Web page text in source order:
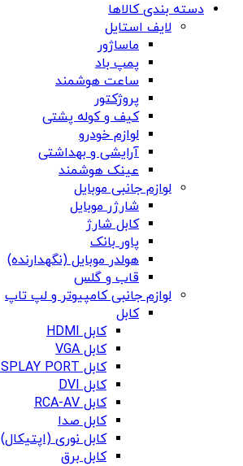
دسته بندی کالاها
لایف استایل
ماساژور
پمپ باد
ساعت هوشمند
پروژکتور
کیف و کوله پشتی
لوازم خودرو
آرایشی و بهداشتی
عینک هوشمند
لوازم جانبی موبایل
شارژر موبایل
کابل شارژ
پاور بانک
هولدر موبایل (نگهدارنده)
قاب و گلس
لوازم جانبی کامپیوتر و لپ تاپ
کابل
کابل HDMI
کابل VGA
کابل DISPLAY PORT
کابل DVI
کابل RCA-AV
کابل صدا
کابل نوری (اپتیکال)
کابل برق